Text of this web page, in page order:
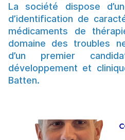
La société dispose
d’identification de
médicaments de
domaine des troubles
d’un premier
développement et
Batten.